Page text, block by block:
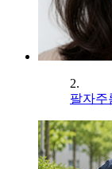
2.
팔자주